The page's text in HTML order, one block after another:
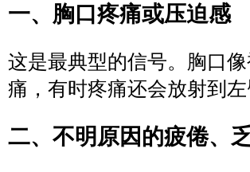
一、胸口疼痛或压迫感
这是最典型的信号。胸口
痛，有时疼痛还会放射到
二、不明原因的疲倦、